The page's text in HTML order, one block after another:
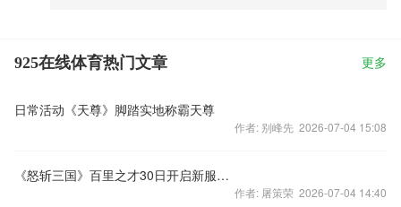
925在线体育热门文章 更多
日常活动《天尊》脚踏实地称霸天尊
作者: 别峰先 2026-07-04 15:08
《怒斩三国》百里之才30日开启新服活动助君神威
作者: 屠策荣 2026-07-04 14:40